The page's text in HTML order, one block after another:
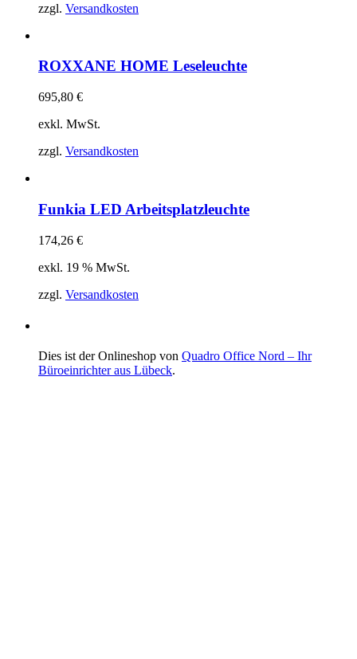
zzgl. Versandkosten
ROXXANE HOME Leseleuchte
695,80 €
exkl. MwSt.
zzgl. Versandkosten
Funkia LED Arbeitsplatzleuchte
174,26 €
exkl. 19 % MwSt.
zzgl. Versandkosten
Dies ist der Onlineshop von Quadro Office Nord – Ihr
Büroeinrichter aus Lübeck.